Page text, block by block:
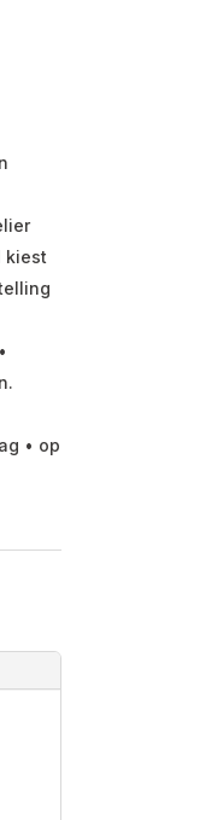
kiest
• op